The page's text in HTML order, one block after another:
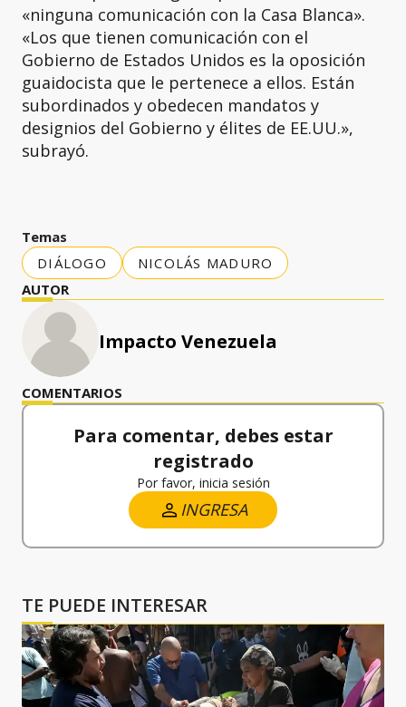
«ninguna comunicación con la Casa Blanca».
«Los que tienen comunicación con el
Gobierno de Estados Unidos es la oposición
guaidocista que le pertenece a ellos. Están
subordinados y obedecen mandatos y
designios del Gobierno y élites de EE.UU.»,
subrayó.
Temas
DIÁLOGO
NICOLÁS MADURO
AUTOR
Impacto Venezuela
COMENTARIOS
Para comentar, debes estar
registrado
Por favor, inicia sesión
INGRESA
TE PUEDE INTERESAR